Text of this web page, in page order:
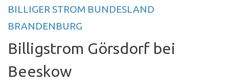
BILLIGER STROM BUNDESLAND
BRANDENBURG
Billigstrom Görsdorf bei
Beeskow